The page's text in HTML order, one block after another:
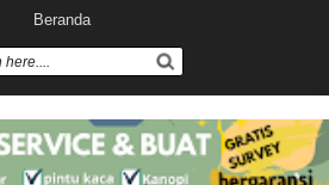
Beranda